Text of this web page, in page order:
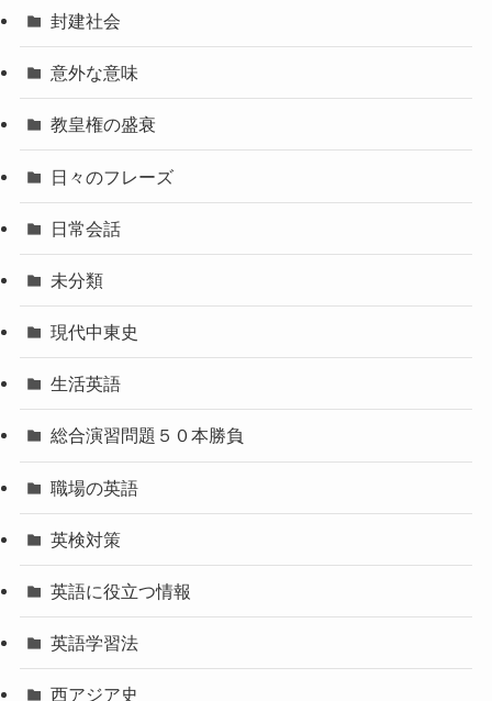
封建社会
意外な意味
教皇権の盛衰
日々のフレーズ
日常会話
未分類
現代中東史
生活英語
総合演習問題５０本勝負
職場の英語
英検対策
英語に役立つ情報
英語学習法
西アジア史